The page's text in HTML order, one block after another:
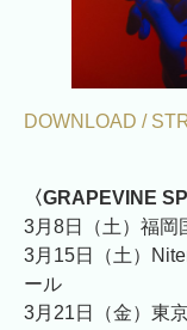
DOWNLOAD /
〈GRAPEVINE
3月8日（土）福岡
3月15日（土）
ール
3月21日（金）東